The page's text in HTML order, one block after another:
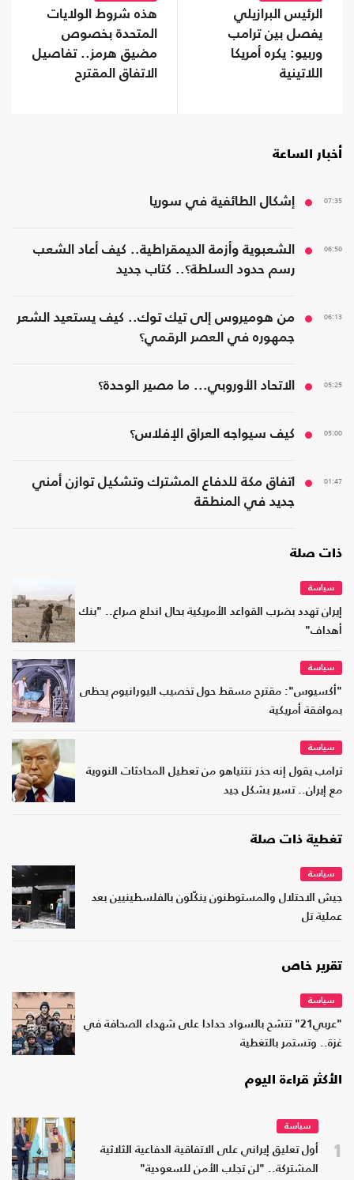
الرئيس البرازيلي
يفصل بين ترامب
وربيو: يكره أمريكا
اللاتينية
هذه شروط الولايات
المتحدة بخصوص
مضيق هرمز.. تفاصيل
الاتفاق المقترح
أخبار الساعة
07:35 إشكال الطائفية في سوريا
06:50
الشعبوية وأزمة الديمقراطية.. كيف أعاد الشعب
رسم حدود السلطة؟.. كتاب جديد
06:13
من هوميروس إلى تيك توك.. كيف يستعيد الشعر
جمهوره في العصر الرقمي؟
05:25 الاتحاد الأوروبي... ما مصير الوحدة؟
05:00 كيف سيواجه العراق الإفلاس؟
01:47
اتفاق مكة للدفاع المشترك وتشكيل توازن أمني
جديد في المنطقة
ذات صلة
سياسة
إيران تهدد بضرب القواعد الأمريكية بحال اندلع صراع.. "بنك
أهداف"
سياسة
"أكسيوس": مقترح مسقط حول تخصيب اليورانيوم يحظى
بموافقة أمريكية
سياسة
ترامب يقول إنه حذر نتنياهو من تعطيل المحادثات النووية
مع إيران.. تسير بشكل جيد
تغطية ذات صلة
سياسة
جيش الاحتلال والمستوطنون ينكّلون بالفلسطينيين بعد
عملية تل
تقرير خاص
سياسة
"عربي21" تتشح بالسواد حدادا على شهداء الصحافة في
غزة.. وتستمر بالتغطية
الأكثر قراءة اليوم
1
سياسة
أول تعليق إيراني على الاتفاقية الدفاعية الثلاثية
المشتركة.. "لن تجلب الأمن للسعودية"